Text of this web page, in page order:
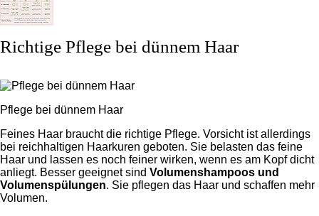
Richtige Pflege bei dünnem Haar
Pflege bei dünnem Haar
Feines Haar braucht die richtige Pflege. Vorsicht ist allerdings
bei reichhaltigen Haarkuren geboten. Sie belasten das feine
Haar und lassen es noch feiner wirken, wenn es am Kopf dicht
anliegt. Besser geeignet sind Volumenshampoos und
Volumenspülungen. Sie pflegen das Haar und schaffen mehr
Volumen.